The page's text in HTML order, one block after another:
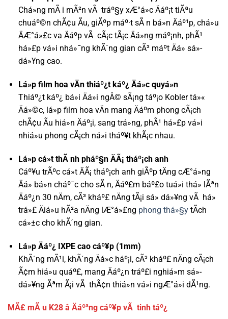
Chá»ng mÃ i mÃ²n vÃ tráº§y xÆ°á»c Äáº¡t tiÃªu
chuáº©n chÃ¢u Ãu, giÃºp máº·t sÃ n bá»n Äáº¹p, chá»u
ÄÆ°á»£c va Äáº­p vÃ cÃ¡c tÃ¡c Äá»ng máº¡nh, phÃ¹
há»£p vá»i nhá»¯ng khÃ´ng gian cÃ³ máº­t Äá» sá»­
dá»¥ng cao.
Lá»p film hoa vÄn thiáº¿t káº¿ Äá»c quyá»n
Thiáº¿t káº¿ bá»i Äá»i ngÅ© sÃ¡ng táº¡o Kobler tá»«
Äá»©c, lá»p film hoa vÄn mang Äáº­m phong cÃ¡ch
chÃ¢u Ãu hiá»n Äáº¡i, sang trá»ng, phÃ¹ há»£p vá»i
nhiá»u phong cÃ¡ch ná»i tháº¥t khÃ¡c nhau.
Lá»p cá»t thÃ nh pháº§n ÄÃ¡ tháº¡ch anh
Cáº¥u trÃºc cá»t ÄÃ¡ tháº¡ch anh giÃºp tÄng cÆ°á»ng
Äá» bá»n cháº¯c cho sÃ n, Äáº£m báº£o tuá»i thá» lÃªn
Äáº¿n 30 nÄm, cÃ³ kháº£ nÄng tÃ¡i sá»­ dá»¥ng vÃ há»
trá»£ Äiá»u hÃ²a nÄng lÆ°á»£ng phong thá»§ytÃ­ch
cá»±c cho khÃ´ng gian.
Lá»p Äáº¿ IXPE cao cáº¥p (1mm)
KhÃ´ng mÃ¹i, khÃ´ng Äá»c háº¡i, cÃ³ kháº£ nÄng cÃ¡ch
Ã¢m hiá»u quáº£, mang Äáº¿n tráº£i nghiá»m sá»­
dá»¥ng Ãªm Ã¡i vÃ thÃ¢n thiá»n vá»i ngÆ°á»i dÃ¹ng.
MÃ£ mÃ u K28 â Äáº³ng cáº¥p vÃ tinh táº¿